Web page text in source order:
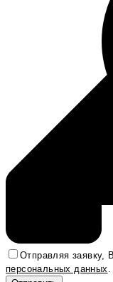
Отправляя заявку,
персональных данных